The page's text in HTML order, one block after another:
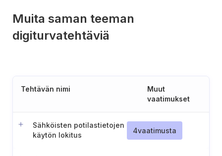
Muita saman teeman
digiturvatehtäviä
Tehtävän nimi
Muut
vaatimukset
Sähköisten potilastietojen
käytön lokitus
4vaatimusta